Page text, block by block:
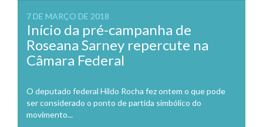
7 DE MARÇO DE 2018
Início da pré-campanha de
Roseana Sarney repercute na
Câmara Federal
O deputado federal Hildo Rocha fez ontem o que pode
ser considerado o ponto de partida simbólico do
movimento...